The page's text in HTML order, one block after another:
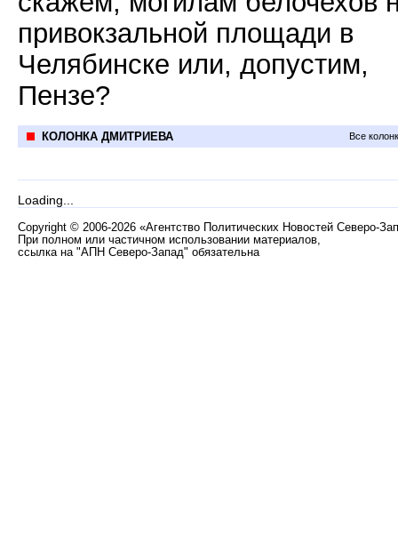
привокзальной площади в
Челябинске или, допустим,
Пензе?
КОЛОНКА ДМИТРИЕВА Все
Loading...
Copyright © 2006-2026 «Агентство Политических Новостей Северо-
При полном или частичном использовании материалов,
ссылка на "АПН Северо-Запад" обязательна